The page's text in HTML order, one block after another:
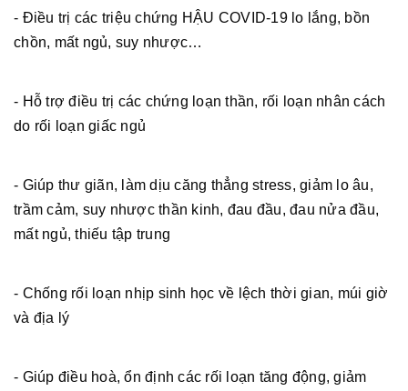
- Điều trị các triệu chứng HẬU COVID-19 lo lắng, bồn
chồn, mất ngủ, suy nhược…
- Hỗ trợ điều trị các chứng loạn thần, rối loạn nhân cách
do rối loạn giấc ngủ
- Giúp thư giãn, làm dịu căng thẳng stress, giảm lo âu,
trầm cảm, suy nhược thần kinh, đau đầu, đau nửa đầu,
mất ngủ, thiếu tập trung
- Chống rối loạn nhịp sinh học về lệch thời gian, múi giờ
và địa lý
- Giúp điều hoà, ổn định các rối loạn tăng động, giảm